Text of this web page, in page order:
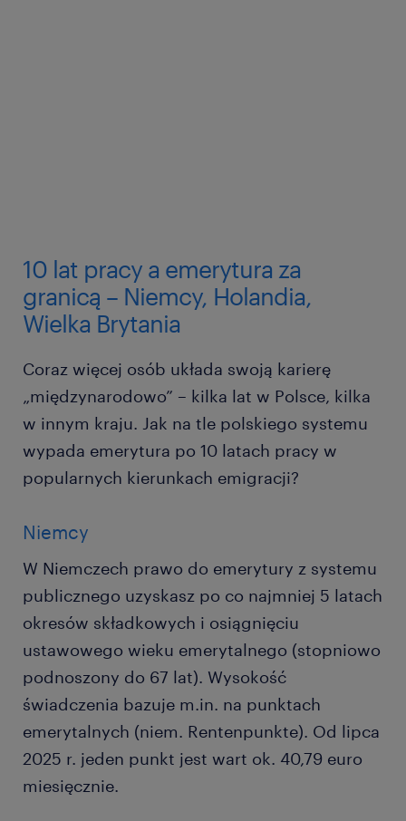
10 lat pracy a emerytura za
granicą – Niemcy, Holandia,
Wielka Brytania
Coraz więcej osób układa swoją karierę
„międzynarodowo” – kilka lat w Polsce, kilka
w innym kraju. Jak na tle polskiego systemu
wypada emerytura po 10 latach pracy w
popularnych kierunkach emigracji?
Niemcy
W Niemczech prawo do emerytury z systemu
publicznego uzyskasz po co najmniej 5 latach
okresów składkowych i osiągnięciu
ustawowego wieku emerytalnego (stopniowo
podnoszony do 67 lat). Wysokość
świadczenia bazuje m.in. na punktach
emerytalnych (niem. Rentenpunkte). Od lipca
2025 r. jeden punkt jest wart ok. 40,79 euro
miesięcznie.